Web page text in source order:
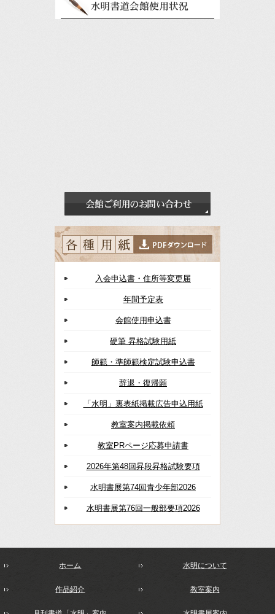
入会申込書・住所等変更届
年間予定表
会館使用申込書
硬筆 昇格試験用紙
師範・準師範検定試験申込書
辞退・復帰願
「水明」裏表紙掲載広告申込用紙
教室案内掲載依頼
教室PRページ応募申請書
2026年第48回昇段昇格試験要項
水明書展第74回青少年部2026
水明書展第76回一般部要項2026
ホーム 水明について
作品紹介 教室案内